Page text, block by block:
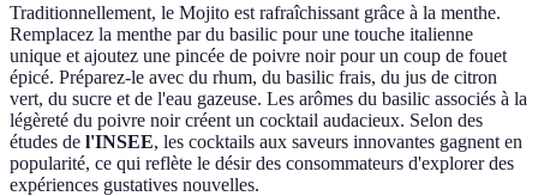
Traditionnellement, le Mojito est rafraîchissant grâce à la menthe.
Remplacez la menthe par du basilic pour une touche italienne
unique et ajoutez une pincée de poivre noir pour un coup de fouet
épicé. Préparez-le avec du rhum, du basilic frais, du jus de citron
vert, du sucre et de l'eau gazeuse. Les arômes du basilic associés à la
légèreté du poivre noir créent un cocktail audacieux. Selon des
études de l'INSEE, les cocktails aux saveurs innovantes gagnent en
popularité, ce qui reflète le désir des consommateurs d'explorer des
expériences gustatives nouvelles.